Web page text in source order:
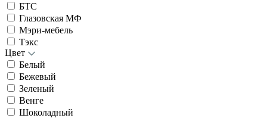
БТС
Глазовская МФ
Мэри-мебель
Тэкс
Цвет
Белый
Бежевый
Зеленый
Венге
Шоколадный